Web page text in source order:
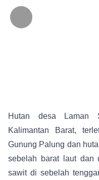
Hutan desa Laman
Kalimantan Barat,
Gunung Palung dan
sebelah barat laut dan
sawit di sebelah